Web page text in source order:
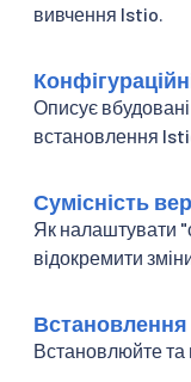
вивчення Istio.
Описує вбудовані
встановлення
Сумісність
Як налаштувати
відокремити
Встановлення
Встановлюйте